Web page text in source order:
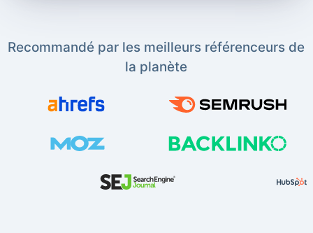
Recommandé par les meilleurs référenceurs de
la planète